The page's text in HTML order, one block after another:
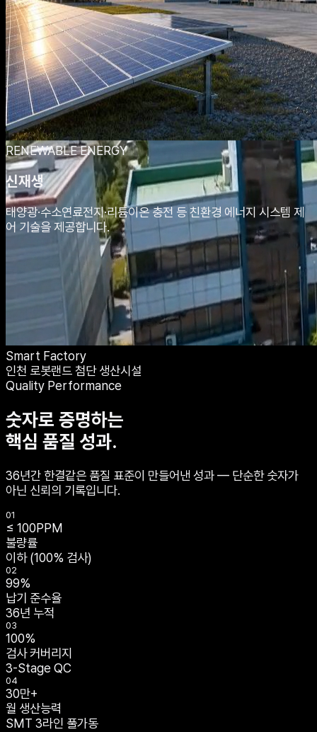
RENEWABLE ENERGY
신재생
태양광·수소연료전지·리튬이온 충전 등 친환경 에너지 시스템 제
어 기술을 제공합니다.
Smart Factory
인천 로봇랜드 첨단 생산시설
Quality Performance
숫자로 증명하는
핵심 품질 성과.
36년간 한결같은 품질 표준이 만들어낸 성과 — 단순한 숫자가
아닌 신뢰의 기록입니다.
01
≤ 100PPM
불량률
이하 (100% 검사)
02
99%
납기 준수율
36년 누적
03
100%
검사 커버리지
3-Stage QC
04
30만+
월 생산능력
SMT 3라인 풀가동